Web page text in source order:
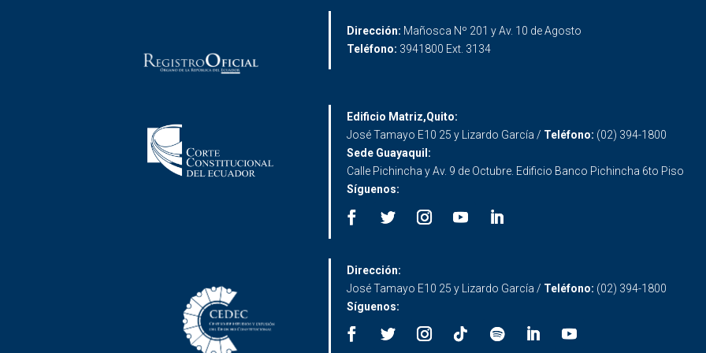
Dirección: Mañosca Nº 201 y Av. 10 de Agosto
Teléfono: 3941800 Ext. 3134
Edificio Matriz,Quito:
José Tamayo E10 25 y Lizardo García / Teléfono: (02) 394-1800
Sede Guayaquil:
Calle Pichincha y Av. 9 de Octubre. Edificio Banco Pichincha 6to Piso
Síguenos:
Dirección:
José Tamayo E10 25 y Lizardo García / Teléfono: (02) 394-1800
Síguenos: